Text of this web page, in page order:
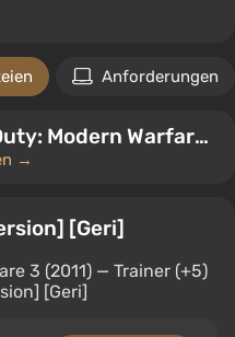
Anforderungen
Überblick Call of Duty: Modern Warfare 3 (2011)
→
[Geri]